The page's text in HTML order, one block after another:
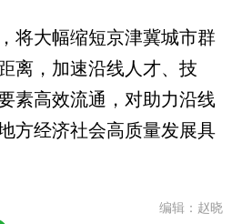
大幅缩短京津冀城市群
离，加速沿线人才、技
素高效流通，对助力沿线
方经济社会高质量发展具
编辑：赵晓